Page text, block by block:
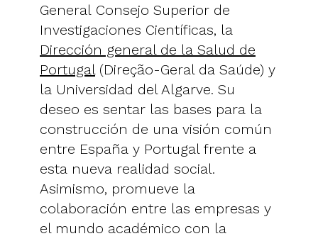
General Consejo Superior de
Investigaciones Científicas, la
Dirección general de la Salud de
Portugal(Direção-Geral da Saúde) y
la Universidad del Algarve. Su
deseo es sentar las bases para la
construcción de una visión común
entre España y Portugal frente a
esta nueva realidad social.
Asimismo, promueve la
colaboración entre las empresas y
el mundo académico con la